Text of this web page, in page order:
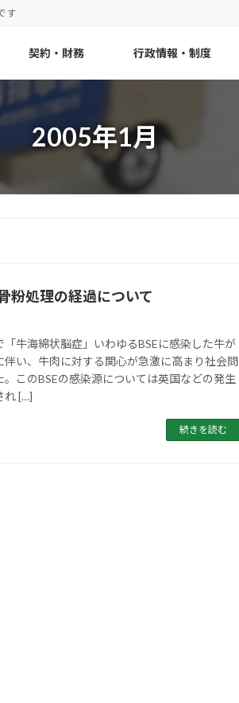
す
契約・財務 行政情報・制度
2005年1月
粉処理の経過について
牛海綿状脳症」いわゆるBSEに感染した牛が
い、牛肉に対する関心が急激に高まり社会問
このBSEの感染源については英国などの発生
れ […]
続きを読む